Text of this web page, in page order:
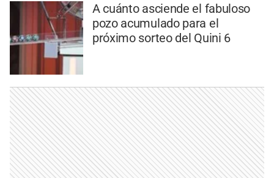
A cuánto asciende el fabuloso
pozo acumulado para el
próximo sorteo del Quini 6